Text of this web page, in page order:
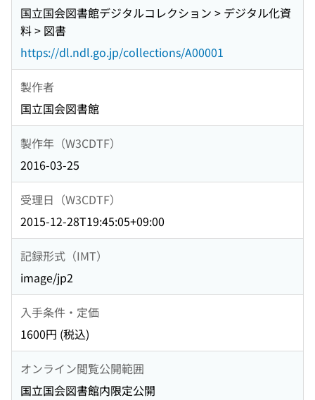
国立国会図書館デジタルコレクション > デジタル化資
料 > 図書
https://dl.ndl.go.jp/collections/A00001
製作者
国立国会図書館
製作年（W3CDTF）
2016-03-25
受理日（W3CDTF）
2015-12-28T19:45:05+09:00
記録形式（IMT）
image/jp2
入手条件・定価
1600円 (税込)
オンライン閲覧公開範囲
国立国会図書館内限定公開